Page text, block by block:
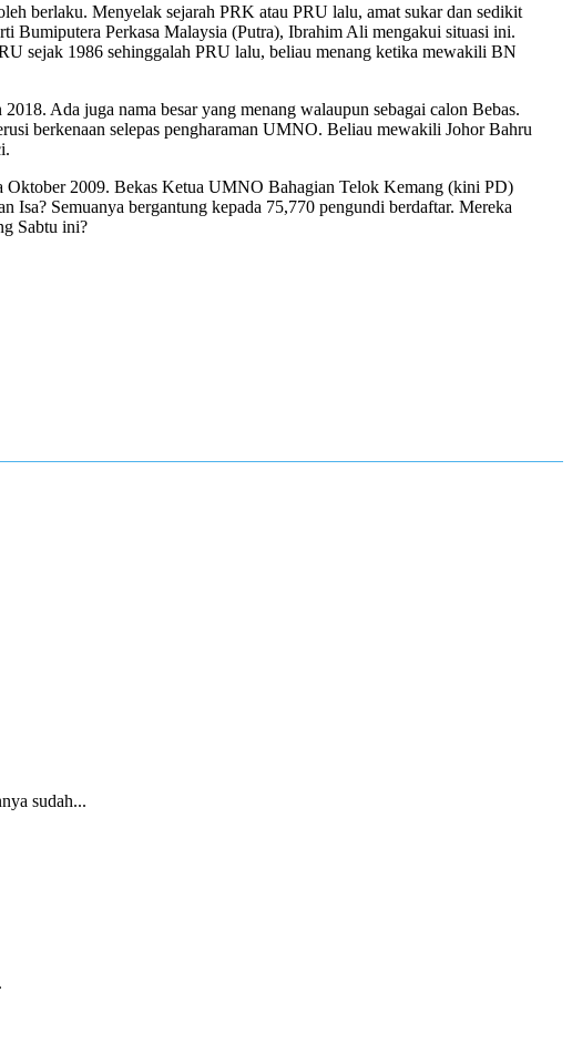
berlaku. Menyelak sejarah PRK atau PRU lalu, amat sukar dan sedikit
Bumiputera Perkasa Malaysia (Putra), Ibrahim Ali mengakui situasi ini.
sejak 1986 sehinggalah PRU lalu, beliau menang ketika mewakili BN
Ada juga nama besar yang menang walaupun sebagai calon Bebas.
berkenaan selepas pengharaman UMNO. Beliau mewakili Johor Bahru
Oktober 2009. Bekas Ketua UMNO Bahagian Telok Kemang (kini PD)
Semuanya bergantung kepada 75,770 pengundi berdaftar. Mereka
Sabtu ini?
sudah...